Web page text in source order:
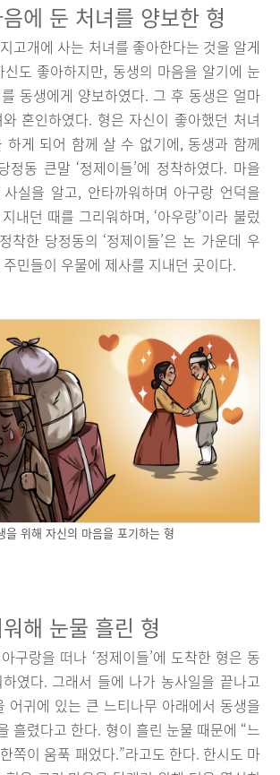
에 둔 처녀를 양보한 형
고개에 사는 처녀를 좋아한다는 것을 알게
신도 좋아하지만, 동생의 마음을 알기에 눈
동생에게 양보하였다. 그 후 동생은 얼마
혼인하였다. 형은 자신이 좋아했던 처녀
하게 되어 함께 살 수 없기에, 동생과 함께
정동 큰말 ‘정제이들’에 정착하였다. 마을
실을 알고, 안타까워하며 아구랑 언덕을
내던 때를 그리워하며, ‘아우랑’이라 불렀
착한 당정동의 ‘정제이들’은 논 가운데 우
민들이 우물에 제사를 지내던 곳이다.
을 위해 자신의 마음을 포기하는 형
해 눈물 흘린 형
구랑을 떠나 ‘정제이들’에 도착한 형은 동
였다. 그래서 들에 나가 농사일을 끝나고
어귀에 있는 큰 느티나무 아래에서 동생을
흘렸다고 한다. 형이 흘린 눈물 때문에 “느
쪽이 움푹 패었다.”라고도 한다. 한시도 마